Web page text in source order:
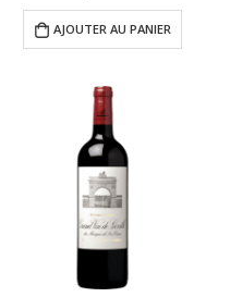
AJOUTER AU PANIER